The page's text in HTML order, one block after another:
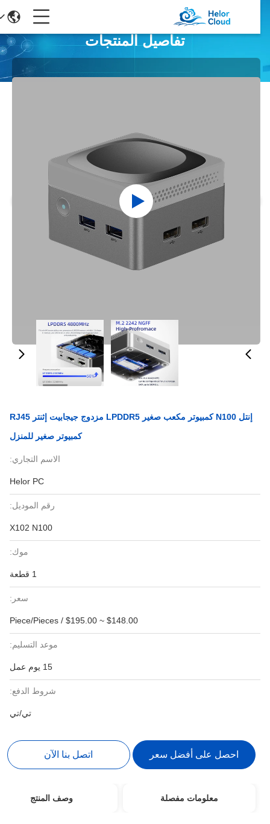
تفاصيل المنتجات
إنتل N100 كمبيوتر مكعب صغير LPDDR5 مزدوج جيجابيت إثنتر RJ45
كمبيوتر صغير للمنزل
الاسم التجاري:
Helor PC
رقم الموديل:
X102 N100
موك:
سعر:
$148.00 ~ $195.00 / Piece/Pieces
موعد التسليم:
15 يوم عمل
شروط الدفع:
تي/تي
احصل على أفضل سعر اتصل بنا الآن
معلومات مفصلة وصف المنتج